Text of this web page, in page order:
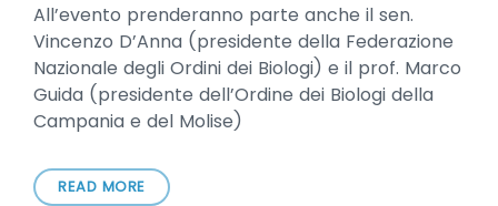
All’evento prenderanno parte anche il sen.
Vincenzo D’Anna (presidente della Federazione
Nazionale degli Ordini dei Biologi) e il prof. Marco
Guida (presidente dell’Ordine dei Biologi della
Campania e del Molise)
READ MORE